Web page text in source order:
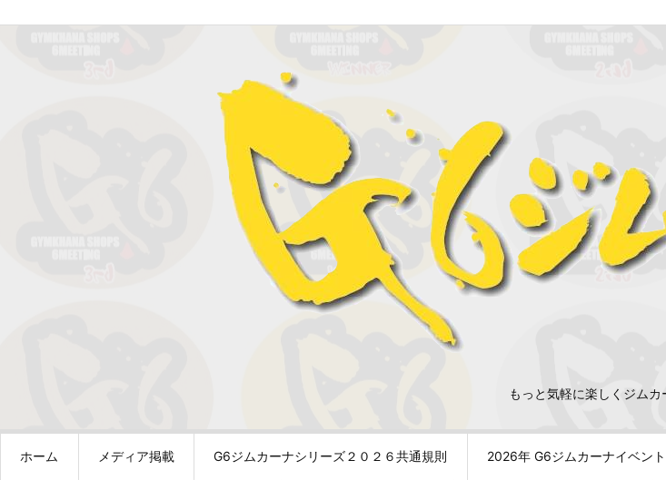
もっと気軽に楽しくジムカ
ホーム メディア掲載 G6ジムカーナシリーズ２０２６共通規則 2026年 G6ジムカーナイベン